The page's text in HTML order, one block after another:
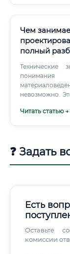
Чем
полный
Технические
понимания
невозможно.
Читать статью →
❓ Задать
Есть
Оставьте
комиссии